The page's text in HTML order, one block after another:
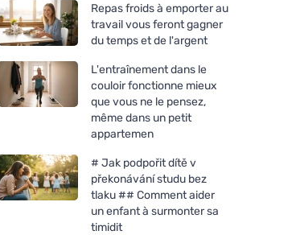
Repas froids à emporter au
travail vous feront gagner
du temps et de l'argent
L'entraînement dans le
couloir fonctionne mieux
que vous ne le pensez,
même dans un petit
appartemen
# Jak podpořit dítě v
překonávání studu bez
tlaku ## Comment aider
un enfant à surmonter sa
timidit